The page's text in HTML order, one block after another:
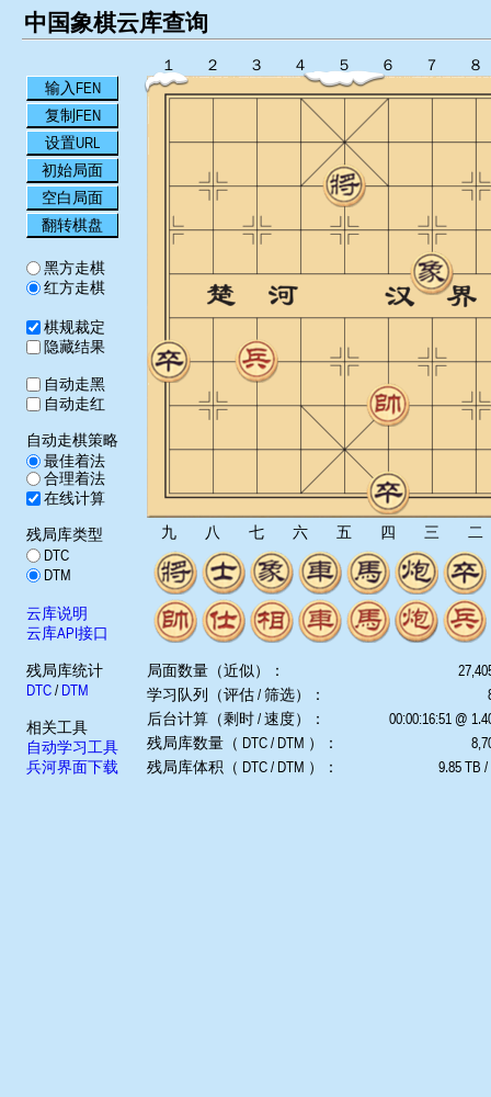
中国象棋云库查询
输入FEN
复制FEN
设置URL
初始局面
空白局面
翻转棋盘
黑方走棋
红方走棋
棋规裁定
隐藏结果
自动走黑
自动走红
自动走棋策略
最佳着法
合理着法
在线计算
残局库类型
DTC
DTM
云库说明
云库API接口
残局库统计
DTC/ DTM
相关工具
自动学习工具
兵河界面下载
１ ２ ３ ４ ５ ６ ７ ８
九 八 七 六 五 四 三 二
局面数量（近似）：
学习队列（评估 / 筛选）：
后台计算（剩时 / 速度）：
00:00:16:51 @
残局库数量（ DTC / DTM ）：
残局库体积（ DTC / DTM ）：
9.85 TB